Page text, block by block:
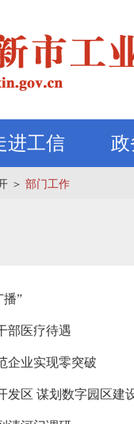
进工信 政
＞ 部门工作
播”
部医疗待遇
企业实现零突破
发区 谋划数字园区建